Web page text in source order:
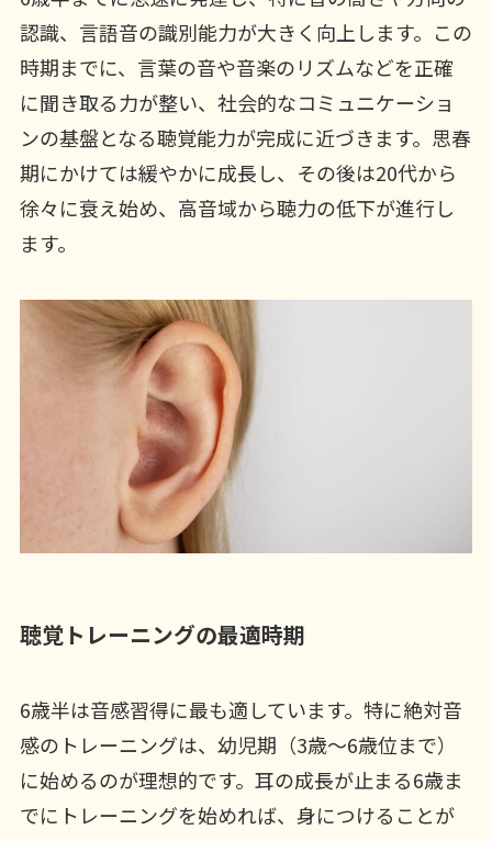
認識、言語音の識別能力が大きく向上します。この
時期までに、言葉の音や音楽のリズムなどを正確
に聞き取る力が整い、社会的なコミュニケーショ
ンの基盤となる聴覚能力が完成に近づきます。思春
期にかけては緩やかに成長し、その後は20代から
徐々に衰え始め、高音域から聴力の低下が進行し
ます。
聴覚トレーニングの最適時期
6歳半は音感習得に最も適しています。特に絶対音
感のトレーニングは、幼児期（3歳～6歳位まで）
に始めるのが理想的です。耳の成長が止まる6歳ま
でにトレーニングを始めれば、身につけることが